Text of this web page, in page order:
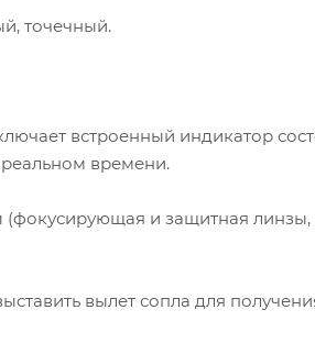
точечный.
встроенный индикатор
времени.
и защитная
вылет сопла для